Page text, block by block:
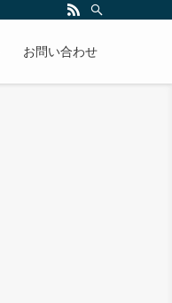
お問い合わせ